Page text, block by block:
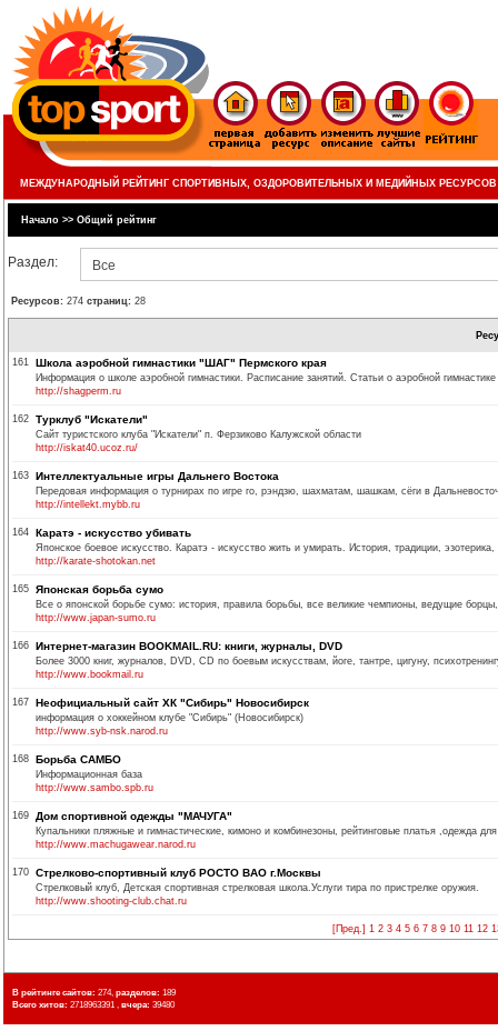
МЕЖДУНАРОДНЫЙ РЕЙТИНГ СПОРТИВНЫХ, ОЗДОРОВИТЕЛЬНЫХ И МЕДИЙНЫХ РЕСУРСОВ
Начало >> Общий рейтинг
Раздел: Все
Ресурсов: 274 страниц: 28
161 Школа аэробной гимнастики "ШАГ" Пермского края
Информация о школе аэробной гимнастики. Расписание занятий. Статьи о аэробной
http://shagperm.ru
162 Турклуб "Искатели"
Сайт туристского клуба "Искатели" п. Ферзиково Калужской области
http://iskat40.ucoz.ru/
163 Интеллектуальные игры Дальнего Востока
Передовая информация о турнирах по игре го, рэндзю, шахматам, шашкам, сёги в
http://intellekt.mybb.ru
164 Каратэ - искусство убивать
Японское боевое искусство. Каратэ - искусство жить и умирать. История, традиции,
http://karate-shotokan.net
165 Японская борьба сумо
Все о японской борьбе сумо: история, правила борьбы, все великие чемпионы, ведущие
http://www.japan-sumo.ru
166 Интернет-магазин BOOKMAIL.RU: книги, журналы, DVD
Более 3000 книг, журналов, DVD, CD по боевым искусствам, йоге, тантре, цигуну,
http://www.bookmail.ru
167 Неофициальный сайт ХК "Сибирь" Новосибирск
информация о хоккейном клубе "Сибирь" (Новосибирск)
http://www.syb-nsk.narod.ru
168 Борьба САМБО
Информационная база
http://www.sambo.spb.ru
169 Дом спортивной одежды "МАЧУГА"
Купальники пляжные и гимнастические, кимоно и комбинезоны, рейтинговые платья ,одежда
http://www.machugawear.narod.ru
170 Стрелково-спортивный клуб РОСТО ВАО г.Москвы
Стрелковый клуб, Детская спортивная стрелковая школа.Услуги тира по пристрелке оружия.
http://www.shooting-club.chat.ru
[Пред.] 1 2 3 4 5 6 7 8 9 10 11 12
В рейтинге сайтов: 274, разделов: 189
Всего хитов: 2718963391 , вчера: 39480